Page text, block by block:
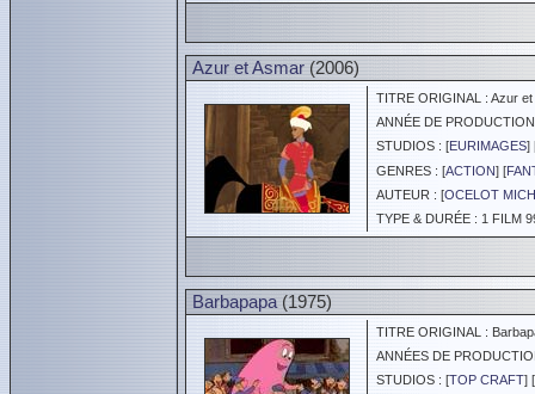
Azur et Asmar (2006)
TITRE ORIGINAL : Azur et
ANNÉE DE
STUDIOS : [EURIMAGES]
GENRES : [ACTION] [
AUTEUR : [OCELOT
TYPE & DURÉE : 1 FILM
Barbapapa (1975)
TITRE ORIGINAL :
ANNÉES DE
STUDIOS : [TOP CRAFT] [